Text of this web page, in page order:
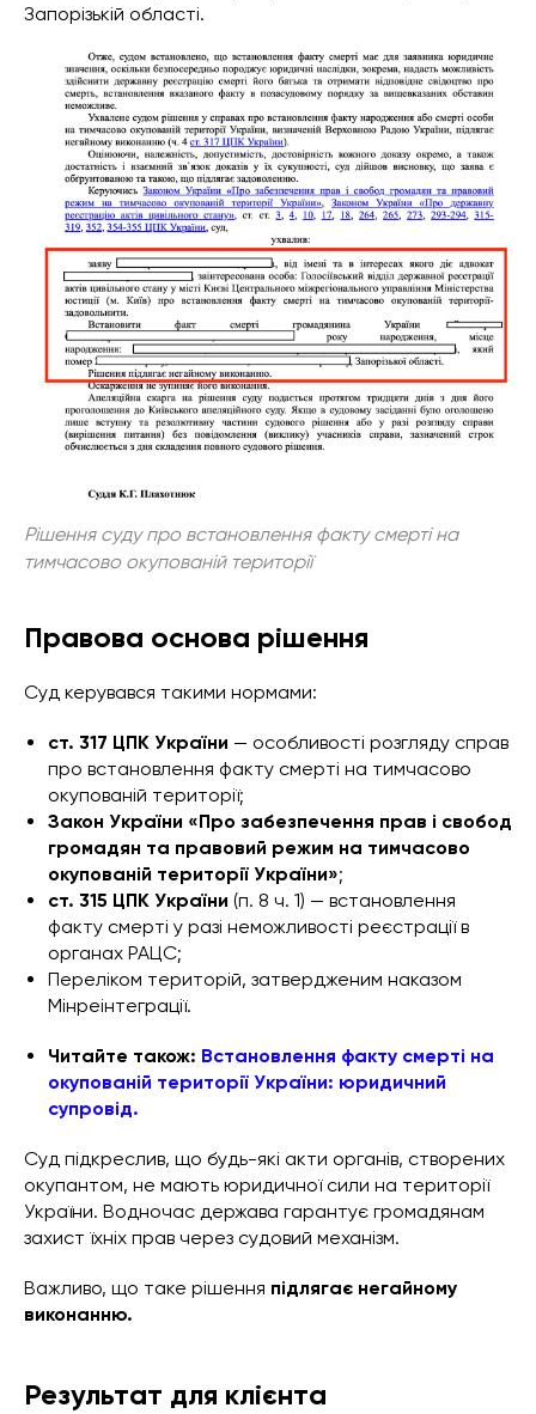
Запорізькій області.
Рішення суду про встановлення факту смерті на
тимчасово окупованій території
Правова основа рішення
Суд керувався такими нормами:
ст. 317 ЦПК України — особливості розгляду справ
про встановлення факту смерті на тимчасово
окупованій території;
Закон України «Про забезпечення прав і свобод
громадян та правовий режим на тимчасово
окупованій території України»;
ст. 315 ЦПК України (п. 8 ч. 1) — встановлення
факту смерті у разі неможливості реєстрації в
органах РАЦС;
Переліком територій, затвердженим наказом
Мінреінтеграції.
Читайте також: Встановлення факту смерті на
окупованій території України: юридичний
супровід.
Суд підкреслив, що будь-які акти органів, створених
окупантом, не мають юридичної сили на території
України. Водночас держава гарантує громадянам
захист їхніх прав через судовий механізм.
Важливо, що таке рішення підлягає негайному
виконанню.
Результат для клієнта